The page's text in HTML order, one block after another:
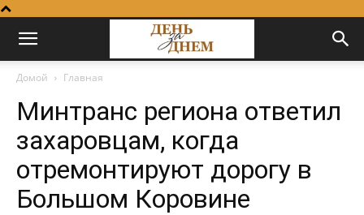
Домой Главная
Минтранс региона ответил
захаровцам, когда
отремонтируют дорогу в
Большом Коровине